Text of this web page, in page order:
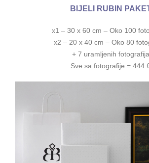
BIJELI RUBIN
x1 – 30 x 60 cm – Oko 100
x2 – 20 x 40 cm – Oko 80
+ 7 uramljenih fotografija
Sve sa fotografije = 444